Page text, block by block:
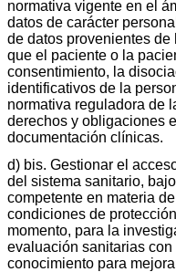
normativa vigente en el
datos de carácter
de datos provenientes
que el paciente o la
consentimiento, la
identificativos de la
normativa reguladora de
derechos y obligaciones
documentación clínicas.
d) bis. Gestionar el
del sistema sanitario,
competente en materia
condiciones de
momento, para la
evaluación sanitarias
conocimiento para